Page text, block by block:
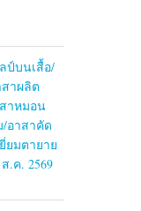
ป์บนเสื้อ/
าผลิต
าหมอน
อาสาคัด
ยมตายาย
.ค. 2569